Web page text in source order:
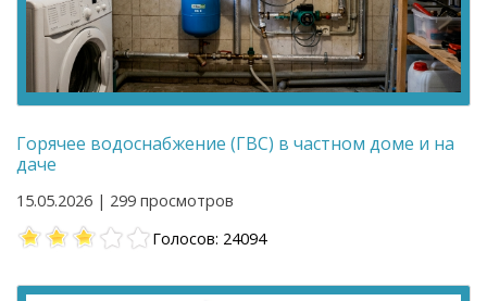
Горячее водоснабжение (ГВС) в частном доме и на
даче
15.05.2026 | 299 просмотров
Голосов: 24094